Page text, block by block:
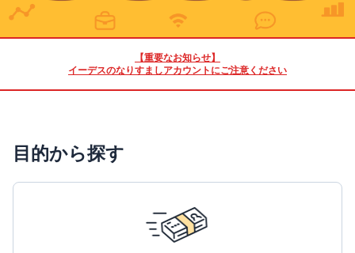
【重要なお知らせ】
イーデスのなりすましアカウントにご注意ください
目的から探す